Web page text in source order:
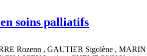
soins palliatifs
Rozenn , GAUTIER Sigolène , MARIN